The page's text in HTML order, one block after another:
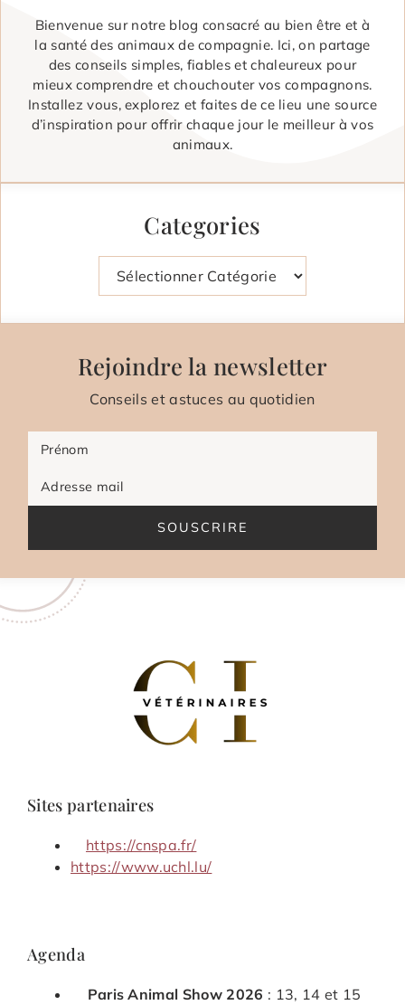
Bienvenue sur notre blog consacré au bien être et à
la santé des animaux de compagnie. Ici, on partage
des conseils simples, fiables et chaleureux pour
mieux comprendre et chouchouter vos compagnons.
Installez vous, explorez et faites de ce lieu une source
d’inspiration pour offrir chaque jour le meilleur à vos
animaux.
Categories
Rejoindre la newsletter
Conseils et astuces au quotidien
Prénom
Adresse mail
SOUSCRIRE
Sites partenaires
https://cnspa.fr/
https://www.uchl.lu/
Agenda
Paris Animal Show 2026 : 13, 14 et 15